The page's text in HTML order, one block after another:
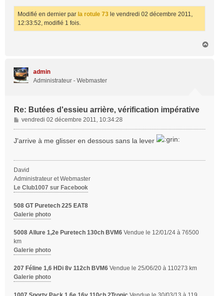
Modifié en dernier par la rotule 73 le vendredi 02 décembre 2011,
12:33:52, modifié 1 fois.
admin
Administrateur - Webmaster
Re: Butées d'essieu arrière, vérification impérative
M
e
e
vendredi 02 décembre 2011, 10:34:28
J'arrive à me glisser en dessous sans la lever
David
Administrateur et Webmaster
Le Club1007 sur Facebook
508 GT Puretech 225 EAT8
Galerie photo
5008 Allure 1,2e Puretech 130ch BVM6 Vendue le 12/01/24 à 76500
km
Galerie photo
207 Féline 1,6 HDi 8v 112ch BVM6 Vendue le 25/06/20 à 110273 km
Galerie photo